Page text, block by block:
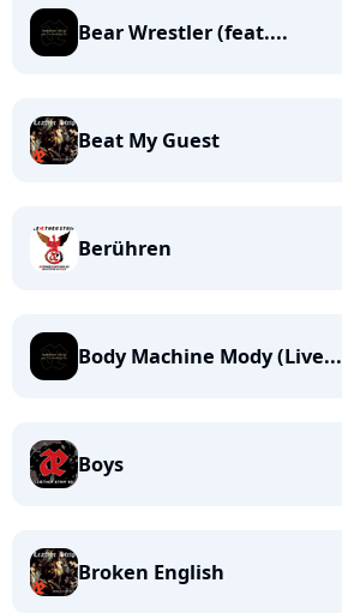
Bear Wrestler (feat....
Beat My Guest
Berühren
Body Machine Mody (Live...
Boys
Broken English